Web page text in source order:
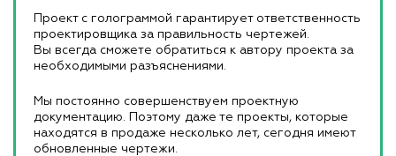
Проект с голограммой гарантирует ответственность
проектировщика за правильность чертежей.
Вы всегда сможете обратиться к автору проекта за
необходимыми разъяснениями.
Мы постоянно совершенствуем проектную
документацию. Поэтому даже те проекты, которые
находятся в продаже несколько лет, сегодня имеют
обновленные чертежи.